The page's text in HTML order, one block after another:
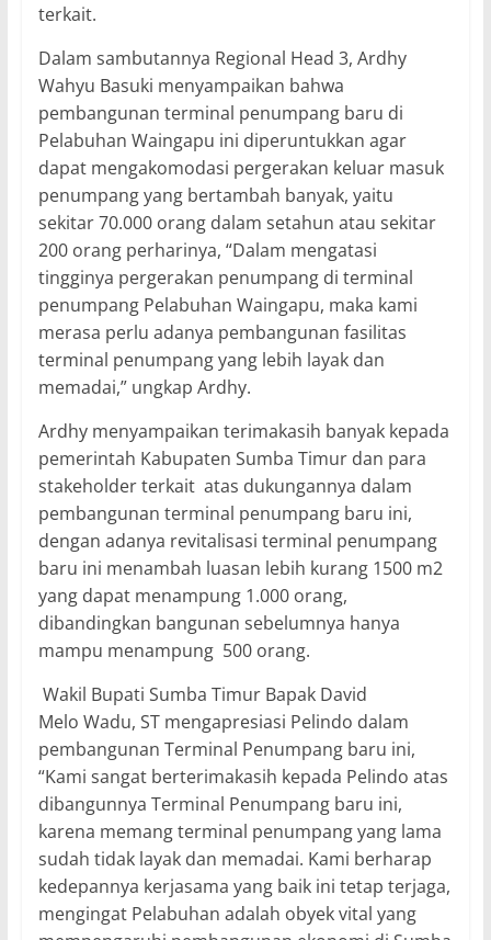
terkait.
Dalam sambutannya Regional Head 3, Ardhy
Wahyu Basuki menyampaikan bahwa
pembangunan terminal penumpang baru di
Pelabuhan Waingapu ini diperuntukkan agar
dapat mengakomodasi pergerakan keluar masuk
penumpang yang bertambah banyak, yaitu
sekitar 70.000 orang dalam setahun atau sekitar
200 orang perharinya, “Dalam mengatasi
tingginya pergerakan penumpang di terminal
penumpang Pelabuhan Waingapu, maka kami
merasa perlu adanya pembangunan fasilitas
terminal penumpang yang lebih layak dan
memadai,” ungkap Ardhy.
Ardhy menyampaikan terimakasih banyak kepada
pemerintah Kabupaten Sumba Timur dan para
stakeholder terkait atas dukungannya dalam
pembangunan terminal penumpang baru ini,
dengan adanya revitalisasi terminal penumpang
baru ini menambah luasan lebih kurang 1500 m2
yang dapat menampung 1.000 orang,
dibandingkan bangunan sebelumnya hanya
mampu menampung 500 orang.
Wakil Bupati Sumba Timur Bapak David
Melo Wadu, ST mengapresiasi Pelindo dalam
pembangunan Terminal Penumpang baru ini,
“Kami sangat berterimakasih kepada Pelindo atas
dibangunnya Terminal Penumpang baru ini,
karena memang terminal penumpang yang lama
sudah tidak layak dan memadai. Kami berharap
kedepannya kerjasama yang baik ini tetap terjaga,
mengingat Pelabuhan adalah obyek vital yang